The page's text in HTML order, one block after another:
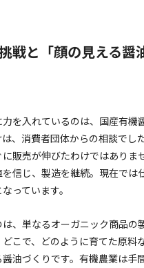
戦と「顔の見える醤
を入れているのは、国産有機
、消費者団体からの相談でし
販売が伸びたわけではありま
信じ、製造を継続。現在では
っています。
、単なるオーガニック商品の
こで、どのように育てた原料
油づくりです。有機農業は手